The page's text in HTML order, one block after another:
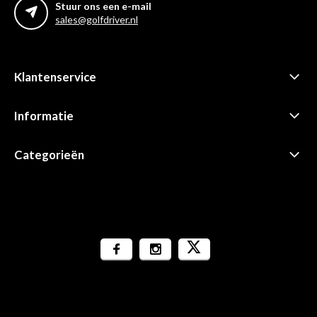
Stuur ons een e-mail
sales@golfdriver.nl
Klantenservice
Informatie
Categorieën